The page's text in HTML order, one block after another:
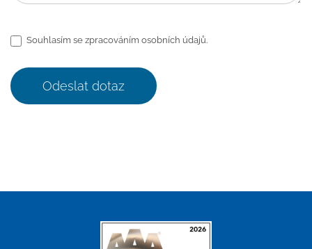
Souhlasím se zpracováním osobních údajů.
Odeslat dotaz